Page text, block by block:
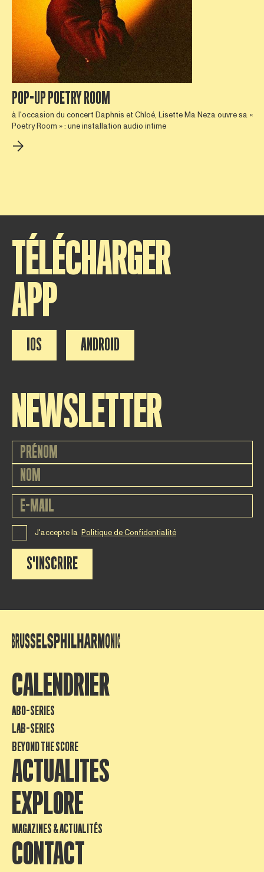
POP-UP POETRY ROOM
à l'occasion du concert Daphnis et Chloé, Lisette Ma Neza ouvre sa «
Poetry Room » : une installation audio intime
TÉLÉCHARGER
APP
IOS ANDROID
NEWSLETTER
J'accepte la Politique de Confidentialité
S'INSCRIRE
CALENDRIER
ABO-SERIES
LAB-SERIES
BEYOND THE SCORE
ACTUALITES
EXPLORE
MAGAZINES & ACTUALITÉS
CONTACT